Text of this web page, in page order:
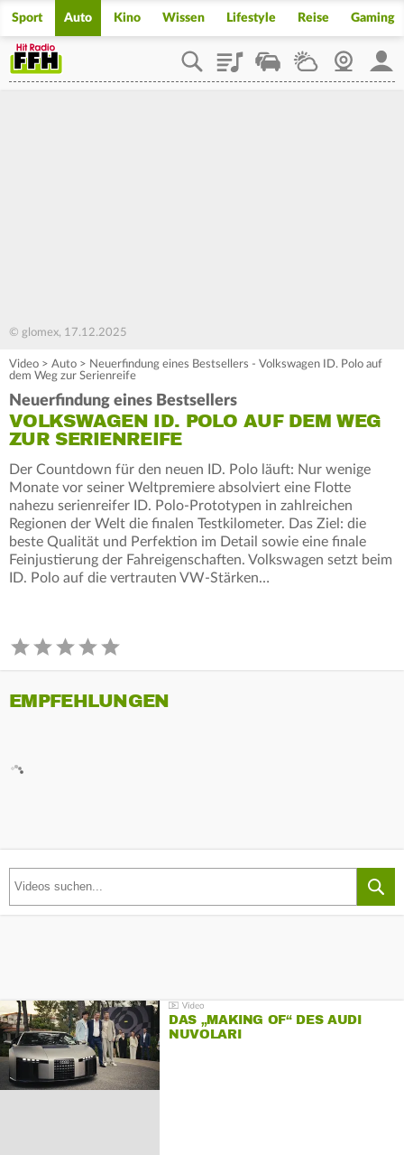
Sport Auto Kino Wissen Lifestyle Reise Gaming
PlaylistStaupilotWetterWebcam
© glomex, 17.12.2025
Video > Auto > Neuerfindung eines Bestsellers - Volkswagen ID. Polo auf
dem Weg zur Serienreife
Neuerfindung eines Bestsellers
VOLKSWAGEN ID. POLO AUF DEM WEG
ZUR SERIENREIFE
Der Countdown für den neuen ID. Polo läuft: Nur wenige
Monate vor seiner Weltpremiere absolviert eine Flotte
nahezu serienreifer ID. Polo-Prototypen in zahlreichen
Regionen der Welt die finalen Testkilometer. Das Ziel: die
beste Qualität und Perfektion im Detail sowie eine finale
Feinjustierung der Fahreigenschaften. Volkswagen setzt beim
ID. Polo auf die vertrauten VW-Stärken…
EMPFEHLUNGEN
DAS „MAKING OF“ DES AUDI
NUVOLARI